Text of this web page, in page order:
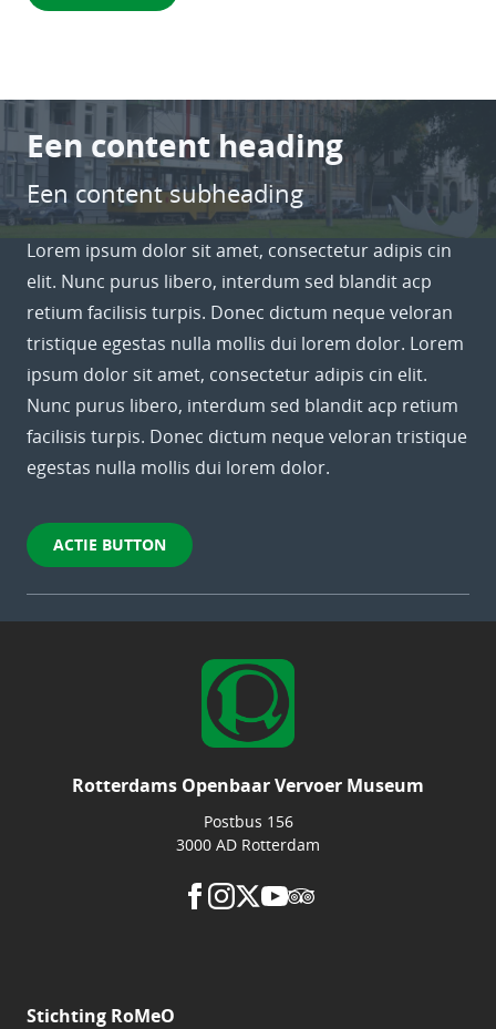
Een content heading
Een content subheading
Lorem ipsum dolor sit amet, consectetur adipis cin
elit. Nunc purus libero, interdum sed blandit acp
retium facilisis turpis. Donec dictum neque veloran
tristique egestas nulla mollis dui lorem dolor. Lorem
ipsum dolor sit amet, consectetur adipis cin elit.
Nunc purus libero, interdum sed blandit acp retium
facilisis turpis. Donec dictum neque veloran tristique
egestas nulla mollis dui lorem dolor.
ACTIE BUTTON
Rotterdams Openbaar Vervoer Museum
Postbus 156
3000 AD Rotterdam
Stichting RoMeO